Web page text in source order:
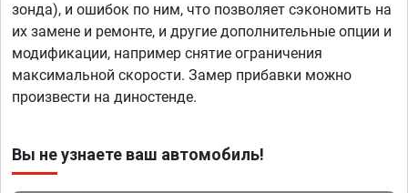
зонда), и ошибок по ним, что позволяет сэкономить на
их замене и ремонте, и другие дополнительные опции и
модификации, например снятие ограничения
максимальной скорости. Замер прибавки можно
произвести на диностенде.
Вы не узнаете ваш автомобиль!